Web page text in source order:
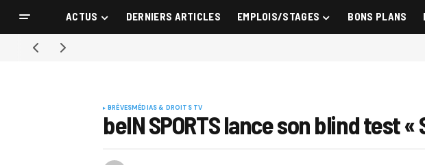
ACTUS DERNIERS ARTICLES EMPLOIS/STAGES BONS PLANS
BRÈVESMÉDIAS & DROITS TV
beIN SPORTS lance son blind test «